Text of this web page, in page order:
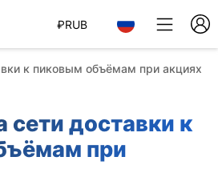
₽RUB
к пиковым объёмам при акциях
сети доставки к
при